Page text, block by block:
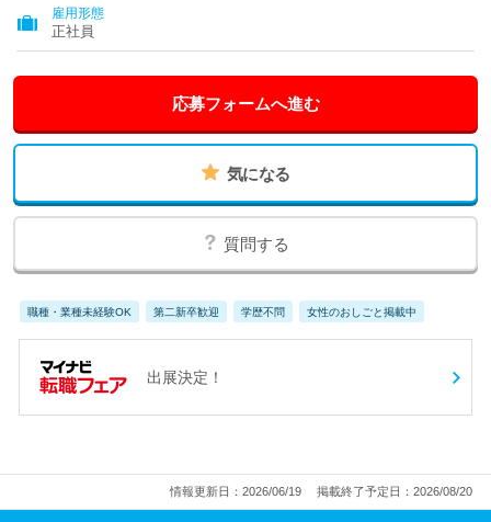
雇用形態
正社員
応募フォームへ進む
気になる
質問する
職種・業種未経験OK 第二新卒歓迎 学歴不問 女性のおしごと掲載中
出展決定！
情報更新日：2026/06/19 掲載終了予定日：2026/08/20